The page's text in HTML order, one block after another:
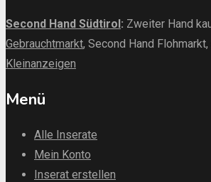
Second Hand Südtirol: Zweiter Hand
Gebrauchtmarkt, Second Hand Flohmarkt,
Kleinanzeigen
Menü
Alle Inserate
Mein Konto
Inserat erstellen